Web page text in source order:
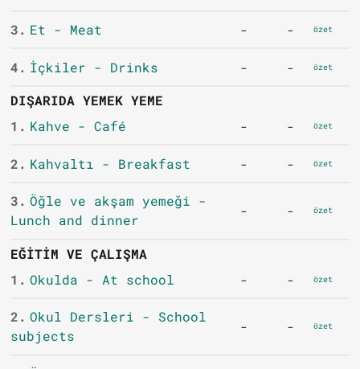
3. Et - Meat - - özet
4. İçkiler - Drinks - - özet
DIŞARIDA YEMEK YEME
1. Kahve - Café - - özet
2. Kahvaltı - Breakfast - - özet
3. Öğle ve akşam yemeği -
Lunch and dinner
- - özet
EĞITIM VE ÇALIŞMA
1. Okulda - At school - - özet
2. Okul Dersleri - School
subjects
- - özet